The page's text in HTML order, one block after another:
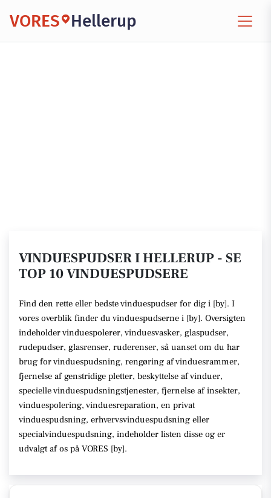
VORES Hellerup
VINDUESPUDSER I HELLERUP - SE
TOP 10 VINDUESPUDSERE
Find den rette eller bedste vinduespudser for dig i [by]. I
vores overblik finder du vinduespudserne i [by]. Oversigten
indeholder vinduespolerer, vinduesvasker, glaspudser,
rudepudser, glasrenser, ruderenser, så uanset om du har
brug for vinduespudsning, rengøring af vinduesrammer,
fjernelse af genstridige pletter, beskyttelse af vinduer,
specielle vinduespudsningstjenester, fjernelse af insekter,
vinduespolering, vinduesreparation, en privat
vinduespudsning, erhvervsvinduespudsning eller
specialvinduespudsning, indeholder listen disse og er
udvalgt af os på VORES [by].